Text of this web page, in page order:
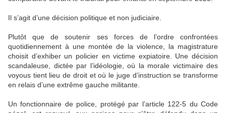
Il s’agit d’une décision politique et non judiciaire.
Plutôt que de soutenir ses forces de l’ordre confrontées
quotidiennement à une montée de la violence, la magistrature
choisit d’exhiber un policier en victime expiatoire. Une décision
scandaleuse, dictée par l’idéologie, où la morale victimaire des
voyous tient lieu de droit et où le juge d’instruction se transforme
en relais d’une extrême gauche militante.
Un fonctionnaire de police, protégé par l’article 122-5 du Code